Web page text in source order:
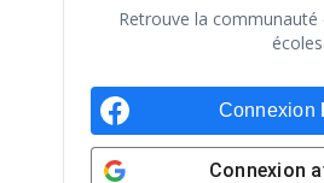
Ressources
Lectures de livres
Retrouve la communauté
écoles.
Connexion
Connexion